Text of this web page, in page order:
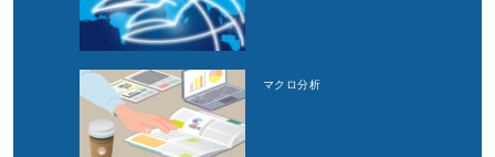
マクロ分析